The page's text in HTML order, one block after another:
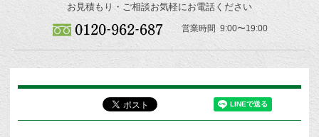
お見積もり・ご相談お気軽にお電話ください
営業時間 9:00〜19:00